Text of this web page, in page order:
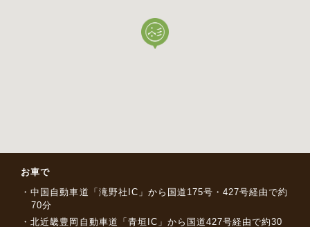
お車で
中国自動車道「滝野社IC」から国道175号・427号経由で約
70分
北近畿豊岡自動車道「青垣IC」から国道427号経由で約30